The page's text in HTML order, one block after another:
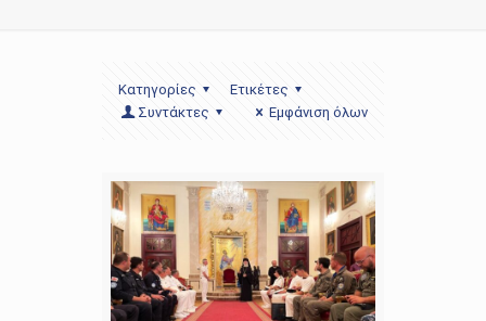
Κατηγορίες
Ετικέτες
Συντάκτες
Εμφάνιση όλων